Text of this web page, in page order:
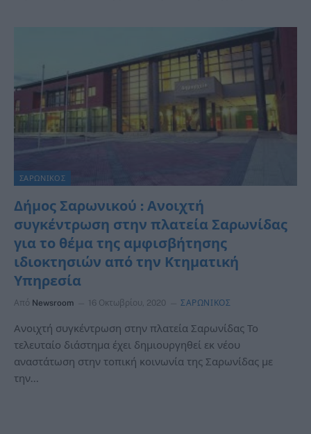
ΣΑΡΩΝΙΚΟΣ
Δήμος Σαρωνικού : Ανοιχτή
συγκέντρωση στην πλατεία Σαρωνίδας
για το θέμα της αμφισβήτησης
ιδιοκτησιών από την Κτηματική
Υπηρεσία
Από Newsroom 16 Οκτωβρίου, 2020 ΣΑΡΩΝΙΚΟΣ
Ανοιχτή συγκέντρωση στην πλατεία Σαρωνίδας Το
τελευταίο διάστημα έχει δημιουργηθεί εκ νέου
αναστάτωση στην τοπική κοινωνία της Σαρωνίδας με
την…